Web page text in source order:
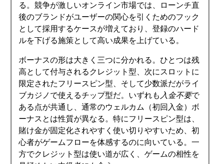
る。競争が激しいオンライン市場では、ローンチ直
後のブランドがユーザーの関心を引くためのフック
として採用するケースが増えており、登録のハード
ルを下げる施策として高い成果を上げている。
ボーナスの形は大きく三つに分かれる。ひとつは残
高として付与されるクレジット型、次にスロットに
限定されたフリースピン型、そして少数派だがライ
ブカジノで使えるチップ型だ。いずれも 入金不要で
ある点が共通し、通常のウェルカム（初回入金）ボ
ーナスとは性質が異なる。特にフリースピン型は、
賭け金が固定化されやすく使い切りやすいため、初
心者がゲームフローを体感するのに向いている。一
方でクレジット型は使い道が広く、ゲームの相性を